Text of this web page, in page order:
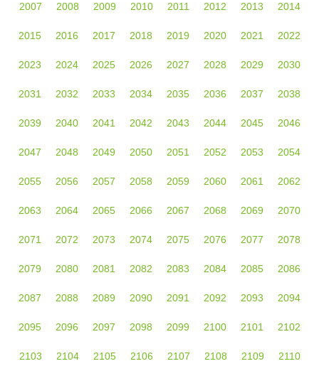
2007 2008 2009 2010 2011 2012 2013 2014
2015 2016 2017 2018 2019 2020 2021 2022
2023 2024 2025 2026 2027 2028 2029 2030
2031 2032 2033 2034 2035 2036 2037 2038
2039 2040 2041 2042 2043 2044 2045 2046
2047 2048 2049 2050 2051 2052 2053 2054
2055 2056 2057 2058 2059 2060 2061 2062
2063 2064 2065 2066 2067 2068 2069 2070
2071 2072 2073 2074 2075 2076 2077 2078
2079 2080 2081 2082 2083 2084 2085 2086
2087 2088 2089 2090 2091 2092 2093 2094
2095 2096 2097 2098 2099 2100 2101 2102
2103 2104 2105 2106 2107 2108 2109 2110